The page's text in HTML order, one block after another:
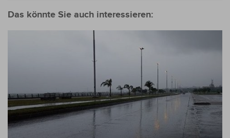
Das könnte Sie auch interessieren: